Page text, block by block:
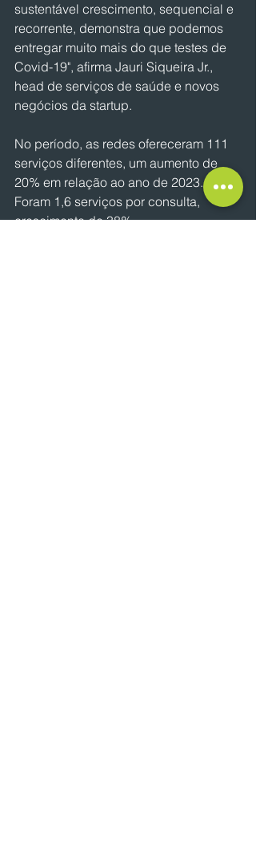
sustentável crescimento, sequencial e
recorrente, demonstra que podemos
entregar muito mais do que testes de
Covid-19", afirma Jauri Siqueira Jr.,
head de serviços de saúde e novos
negócios da startup.
No período, as redes ofereceram 111
serviços diferentes, um aumento de
20% em relação ao ano de 2023.
Foram 1,6 serviços por consulta,
crescimento de 38%.